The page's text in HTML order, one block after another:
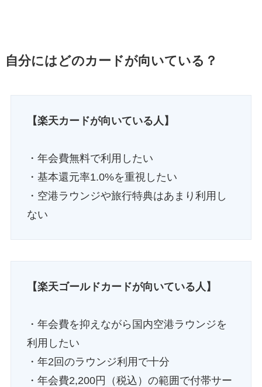
自分にはどのカードが向いている？
【楽天カードが向いている人】
・年会費無料で利用したい
・基本還元率1.0%を重視したい
・空港ラウンジや旅行特典はあまり利用し
ない
【楽天ゴールドカードが向いている人】
・年会費を抑えながら国内空港ラウンジを
利用したい
・年2回のラウンジ利用で十分
・年会費2,200円（税込）の範囲で付帯サー